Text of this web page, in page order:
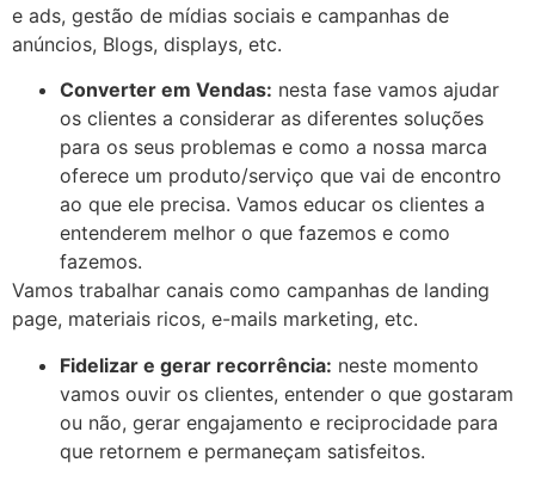
e ads, gestão de mídias sociais e campanhas de
anúncios, Blogs, displays, etc.
Converter em Vendas: nesta fase vamos ajudar
os clientes a considerar as diferentes soluções
para os seus problemas e como a nossa marca
oferece um produto/serviço que vai de encontro
ao que ele precisa. Vamos educar os clientes a
entenderem melhor o que fazemos e como
fazemos.
Vamos trabalhar canais como campanhas de landing
page, materiais ricos, e-mails marketing, etc.
Fidelizar e gerar recorrência: neste momento
vamos ouvir os clientes, entender o que gostaram
ou não, gerar engajamento e reciprocidade para
que retornem e permaneçam satisfeitos.